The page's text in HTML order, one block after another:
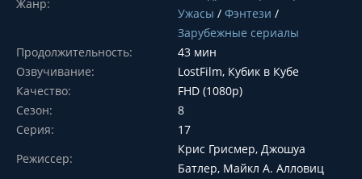
Жанр:
Ужасы / Фэнтези /
Зарубежные сериалы
Продолжительность:
43 мин
Озвучивание:
LostFilm, Кубик в Кубе
Качество:
FHD (1080p)
Сезон:
8
Серия:
17
Режиссер:
Крис Грисмер, Джошуа
Батлер, Майкл А. Алловиц